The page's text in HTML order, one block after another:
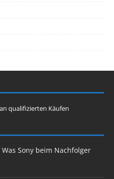
qualifizierten Käufen
Was Sony beim Nachfolger